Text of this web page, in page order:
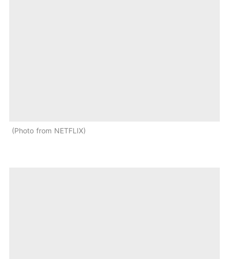
Photo from NETFLIX